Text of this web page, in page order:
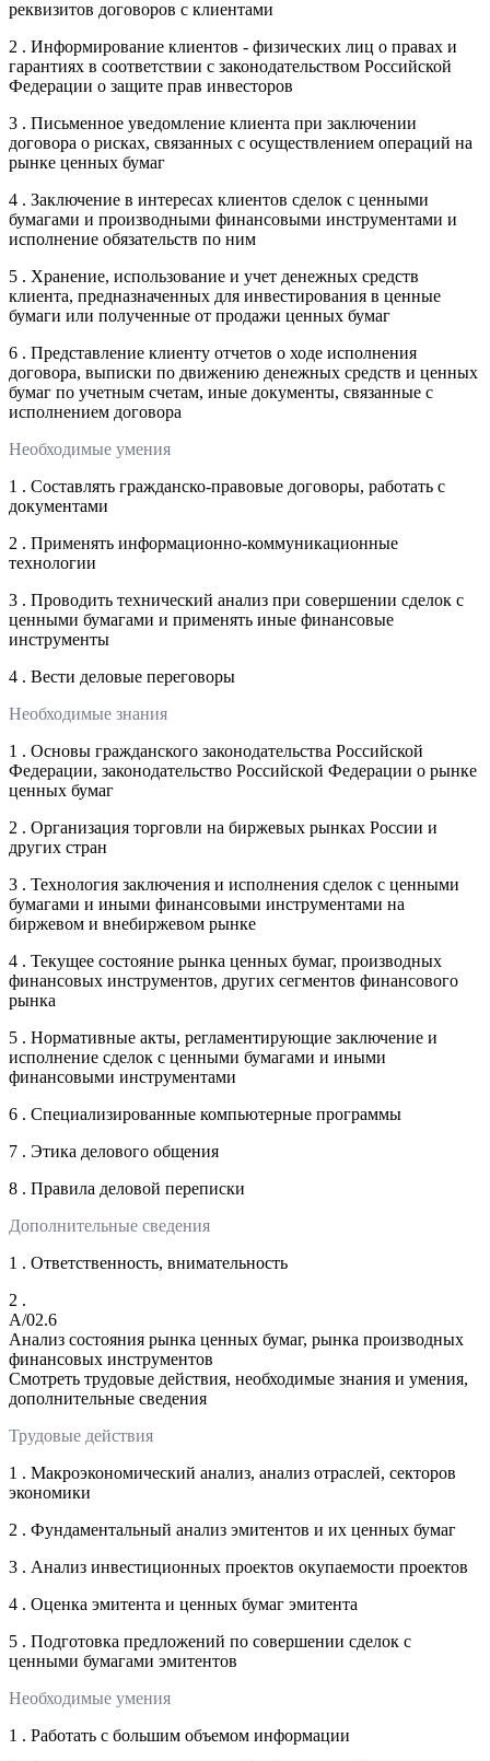
реквизитов договоров с клиентами
2 . Информирование клиентов - физических лиц о правах и
гарантиях в соответствии с законодательством Российской
Федерации о защите прав инвесторов
3 . Письменное уведомление клиента при заключении
договора о рисках, связанных с осуществлением операций на
рынке ценных бумаг
4 . Заключение в интересах клиентов сделок с ценными
бумагами и производными финансовыми инструментами и
исполнение обязательств по ним
5 . Хранение, использование и учет денежных средств
клиента, предназначенных для инвестирования в ценные
бумаги или полученные от продажи ценных бумаг
6 . Представление клиенту отчетов о ходе исполнения
договора, выписки по движению денежных средств и ценных
бумаг по учетным счетам, иные документы, связанные с
исполнением договора
Необходимые умения
1 . Составлять гражданско-правовые договоры, работать с
документами
2 . Применять информационно-коммуникационные
технологии
3 . Проводить технический анализ при совершении сделок с
ценными бумагами и применять иные финансовые
инструменты
4 . Вести деловые переговоры
Необходимые знания
1 . Основы гражданского законодательства Российской
Федерации, законодательство Российской Федерации о рынке
ценных бумаг
2 . Организация торговли на биржевых рынках России и
других стран
3 . Технология заключения и исполнения сделок с ценными
бумагами и иными финансовыми инструментами на
биржевом и внебиржевом рынке
4 . Текущее состояние рынка ценных бумаг, производных
финансовых инструментов, других сегментов финансового
рынка
5 . Нормативные акты, регламентирующие заключение и
исполнение сделок с ценными бумагами и иными
финансовыми инструментами
6 . Специализированные компьютерные программы
7 . Этика делового общения
8 . Правила деловой переписки
Дополнительные сведения
1 . Ответственность, внимательность
2 .
A/02.6
Анализ состояния рынка ценных бумаг, рынка производных
финансовых инструментов
Смотреть трудовые действия, необходимые знания и умения,
дополнительные сведения
Трудовые действия
1 . Макроэкономический анализ, анализ отраслей, секторов
экономики
2 . Фундаментальный анализ эмитентов и их ценных бумаг
3 . Анализ инвестиционных проектов окупаемости проектов
4 . Оценка эмитента и ценных бумаг эмитента
5 . Подготовка предложений по совершении сделок с
ценными бумагами эмитентов
Необходимые умения
1 . Работать с большим объемом информации